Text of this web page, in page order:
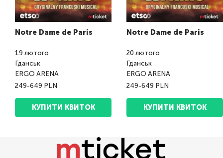
Notre Dame de Paris
19 лютого
Гданськ
ERGO ARENA
249-649 PLN
КУПИТИ КВИТОК
Notre Dame de Paris
20 лютого
Гданськ
ERGO ARENA
249-649 PLN
КУПИТИ КВИТОК